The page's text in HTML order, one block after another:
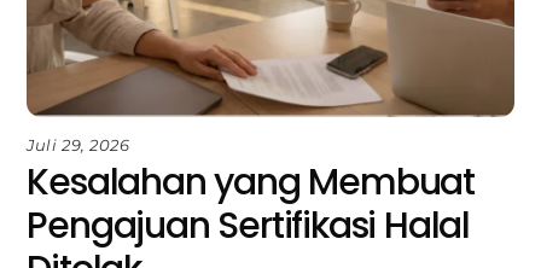
Juli 29, 2026
Kesalahan yang Membuat
Pengajuan Sertifikasi Halal